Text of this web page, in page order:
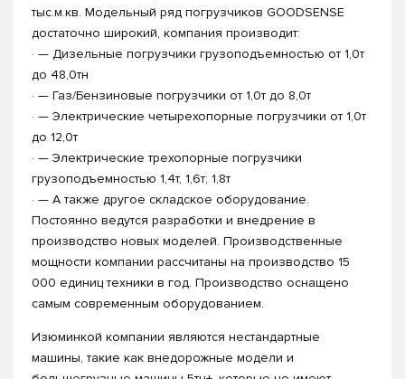
тыс.м.кв. Модельный ряд погрузчиков GOODSENSE
достаточно широкий, компания производит:
· — Дизельные погрузчики грузоподъемностью от 1,0т
до 48,0тн
· — Газ/Бензиновые погрузчики от 1,0т до 8,0т
· — Электрические четырехопорные погрузчики от 1,0т
до 12,0т
· — Электрические трехопорные погрузчики
грузоподъемностью 1,4т, 1,6т; 1,8т
· — А также другое складское оборудование.
Постоянно ведутся разработки и внедрение в
производство новых моделей. Производственные
мощности компании рассчитаны на производство 15
000 единиц техники в год. Производство оснащено
самым современным оборудованием.
Изюминкой компании являются нестандартные
машины, такие как внедорожные модели и